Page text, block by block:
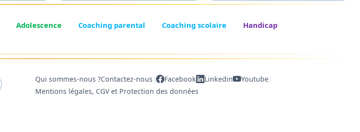
Adolescence Coaching parental Coaching scolaire
Handicap
Qui sommes-nous ?Contactez-nous | Facebook Linkedin Youtube|
Mentions légales, CGV et Protection des données